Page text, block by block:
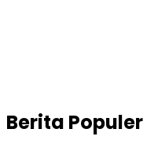
Berita Populer